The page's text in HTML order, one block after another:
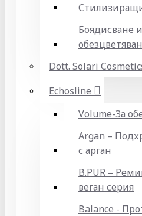
Боядисване и
Dott. Solari
Echosline
Volume-За
Argan –
с арган
B.PUR –
веган серия
Balance -